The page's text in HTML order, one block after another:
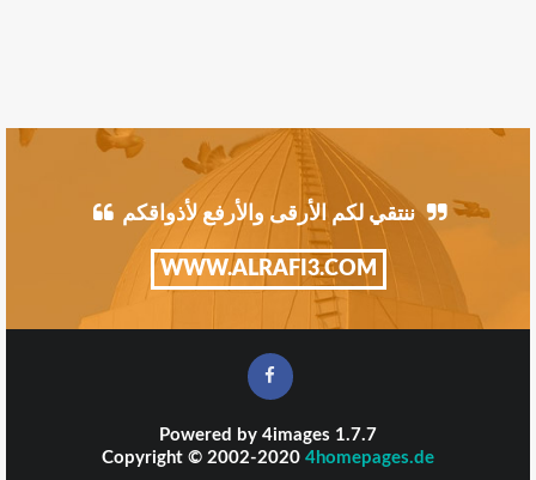
ننتقي لكم الأرقى والأرفع لأذواقكم
WWW.ALRAFI3.COM
Powered by 4images 1.7.7
Copyright © 2002-2020 4homepages.de